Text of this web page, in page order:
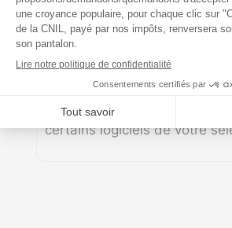
nombre de participants,
d’animateurs ou prix, posez-
bonnes questions. Au-delà
du logiciel, la qualification de
besoin doit vous permettre
certains logiciels de votre